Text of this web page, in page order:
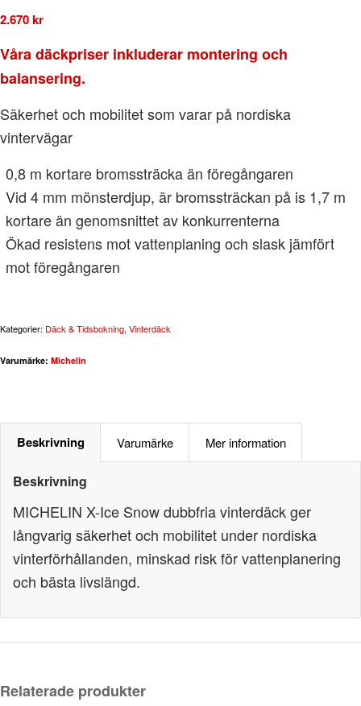
2.670kr
Våra däckpriser inkluderar montering och
balansering.
Säkerhet och mobilitet som varar på nordiska
vintervägar
0,8 m kortare bromssträcka än föregångaren
Vid 4 mm mönsterdjup, är bromssträckan på is 1,7 m
kortare än genomsnittet av konkurrenterna
Ökad resistens mot vattenplaning och slask jämfört
mot föregångaren
Kategorier: Däck & Tidsbokning, Vinterdäck
Varumärke: Michelin
Beskrivning Varumärke Mer information
Beskrivning
MICHELIN X-Ice Snow dubbfria vinterdäck ger
långvarig säkerhet och mobilitet under nordiska
vinterförhållanden, minskad risk för vattenplanering
och bästa livslängd.
Relaterade produkter